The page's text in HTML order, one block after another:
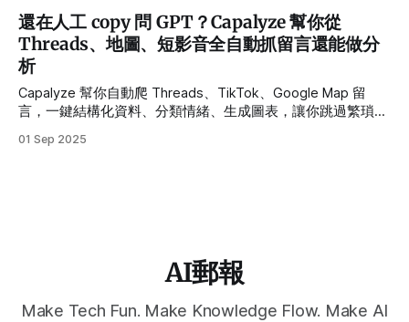
還在人工 copy 問 GPT？Capalyze 幫你從
Threads、地圖、短影音全自動抓留言還能做分
析
Capalyze 幫你自動爬 Threads、TikTok、Google Map 留
言，一鍵結構化資料、分類情緒、生成圖表，讓你跳過繁瑣爬
01 Sep 2025
AI郵報
Make Tech Fun. Make Knowledge Flow. Make AI